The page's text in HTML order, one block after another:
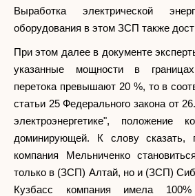
Выработка электрической
оборудования в этом ЗСП также
При этом далее в документе
указанные мощности в
перетока превышают 20 %, то в
статьи 25 Федерального закона от
электроэнергетике", положение
доминирующей. К слову сказать,
компания Мельниченко
только в (ЗСП) Алтай, но и (ЗСП)
Кузбасс компания имела